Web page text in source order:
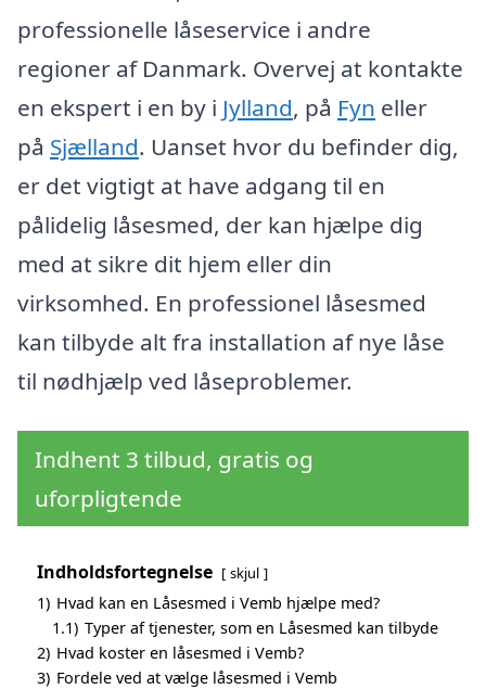
professionelle låseservice i andre
regioner af Danmark. Overvej at kontakte
en ekspert i en by i Jylland, på Fyn eller
på Sjælland. Uanset hvor du befinder dig,
er det vigtigt at have adgang til en
pålidelig låsesmed, der kan hjælpe dig
med at sikre dit hjem eller din
virksomhed. En professionel låsesmed
kan tilbyde alt fra installation af nye låse
til nødhjælp ved låseproblemer.
Indhent 3 tilbud, gratis og
uforpligtende
Indholdsfortegnelse skjul
1) Hvad kan en Låsesmed i Vemb hjælpe med?
1.1) Typer af tjenester, som en Låsesmed kan tilbyde
2) Hvad koster en låsesmed i Vemb?
3) Fordele ved at vælge låsesmed i Vemb